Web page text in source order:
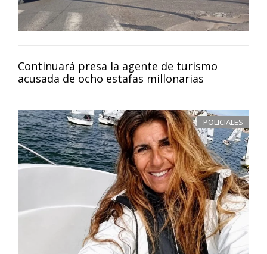
Continuará presa la agente de turismo
acusada de ocho estafas millonarias
POLICIALES